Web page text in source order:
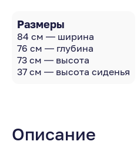
Размеры
84 см — ширина
76 см — глубина
73 см — высота
37 см — высота сиденья
Описание